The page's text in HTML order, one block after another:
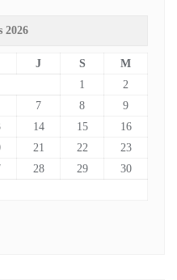
2026
J S
M
1
2
7 8
9
14 15
16
21 22
23
28 29
30